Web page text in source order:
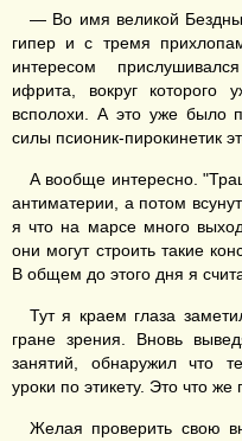
— Во имя великой
гипер и с тремя
интересом
ифрита, вокруг которого
всполохи. А это уже было
силы псионик-пирокинетик
А вообще интересно.
антиматерии, а потом
я что на марсе много
они могут строить такие
В общем до этого дня я
Тут я краем глаза
гране зрения. Вновь
занятий, обнаружил что
уроки по этикету. Это что же
Желая проверить свою